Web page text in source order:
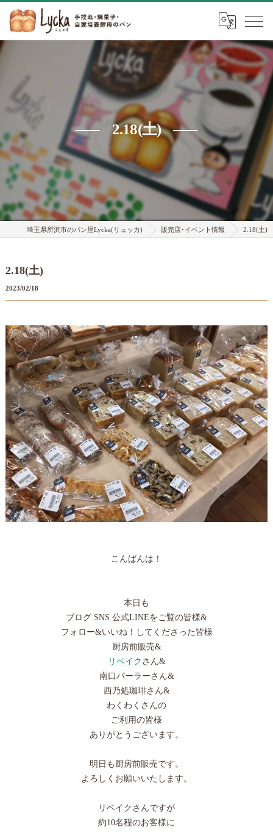
2.18(土)
埼玉県所沢市のパン屋Lycka(リュッカ) 販売店･イベント情報 2.18(土)
2.18(土)
2023/02/18
こんばんは！
本日も
ブログ SNS 公式LINEをご覧の皆様&
フォロー&いいね！してくださった皆様
厨房前販売&
リベイク さん&
南口パーラーさん&
西乃処珈琲さん&
わくわくさんの
ご利用の皆様
ありがとうございます。
明日も厨房前販売です。
よろしくお願いいたします。
リベイクさんですが
約10名程のお客様に